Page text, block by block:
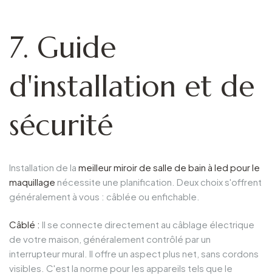
7. Guide
d'installation et de
sécurité
Installation de la meilleur miroir de salle de bain à led pour le
maquillage nécessite une planification. Deux choix s'offrent
généralement à vous : câblée ou enfichable.
Câblé : Il se connecte directement au câblage électrique
de votre maison, généralement contrôlé par un
interrupteur mural. Il offre un aspect plus net, sans cordons
visibles. C'est la norme pour les appareils tels que le